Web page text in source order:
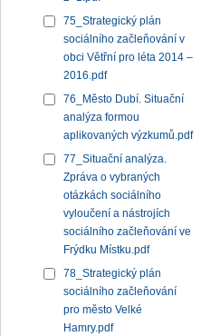
75_Strategický plán
sociálního začleňování v
obci Větřní pro léta 2014 –
2016.pdf
76_Město Dubí. Situační
analýza formou
aplikovaných výzkumů.pdf
77_Situační analýza.
Zpráva o vybraných
otázkách sociálního
vyloučení a nástrojích
sociálního začleňování ve
Frýdku Místku.pdf
78_Strategický plán
sociálního začleňování
pro město Velké
Hamry.pdf